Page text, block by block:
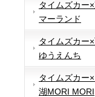
タイムズカー
マーランド
タイムズカー
ゆうえんち
タイムズカー
湖MORI MORI